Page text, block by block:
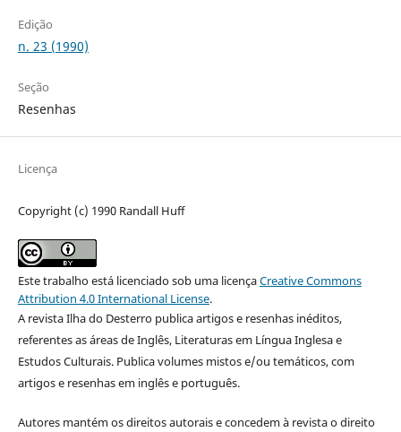
Edição
n. 23 (1990)
Seção
Resenhas
Licença
Copyright (c) 1990 Randall Huff
Este trabalho está licenciado sob uma licençaCreative Commons
Attribution 4.0 International License.
A revista Ilha do Desterro publica artigos e resenhas inéditos,
referentes as áreas de Inglês, Literaturas em Língua Inglesa e
Estudos Culturais. Publica volumes mistos e/ou temáticos, com
artigos e resenhas em inglês e português.
Autores mantém os direitos autorais e concedem à revista o direito